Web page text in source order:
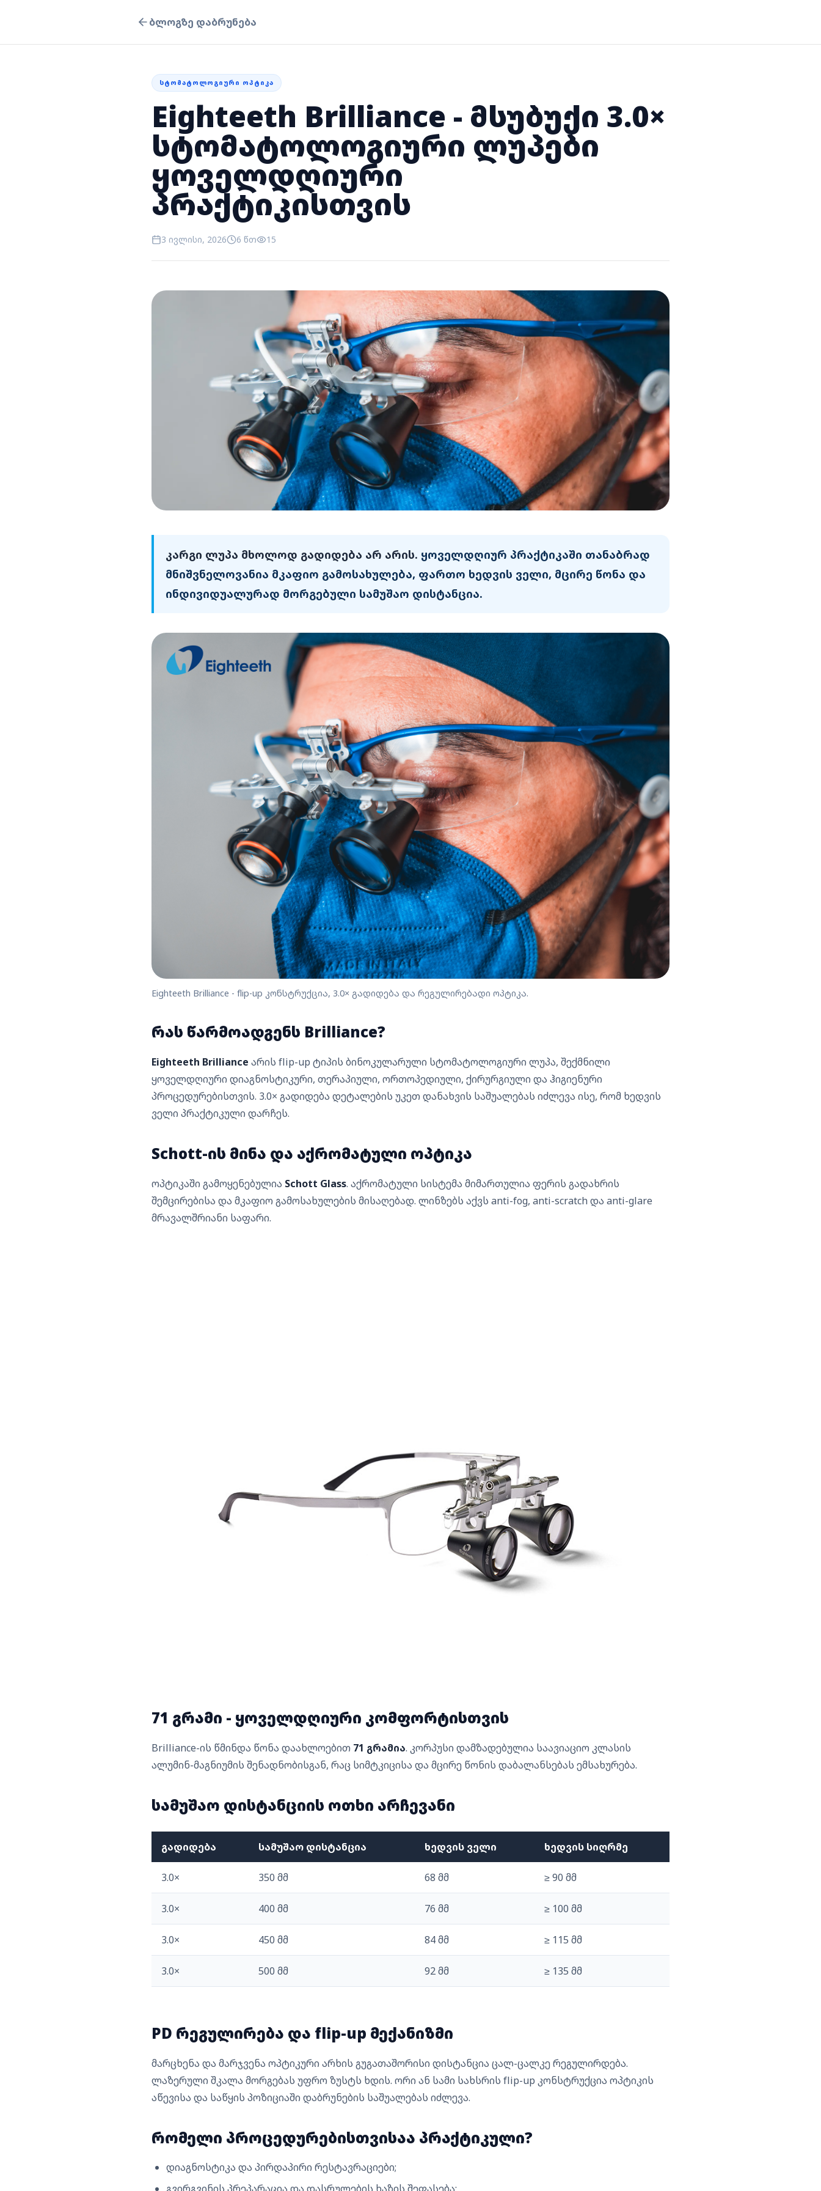
ბლოგზე დაბრუნება
ᲡᲢᲝᲛᲐᲢᲝᲚᲝᲒᲘᲣᲠᲘ ᲝᲞᲢᲘᲙᲐ
Eighteeth Brilliance - მსუბუქი 3.0×
სტომატოლოგიური ლუპები
ყოველდღიური
პრაქტიკისთვის
3 ივლისი, 2026 6 წთ 15
კარგი ლუპა მხოლოდ გადიდება არ არის. ყოველდღიურ პრაქტიკაში თანაბრად
მნიშვნელოვანია მკაფიო გამოსახულება, ფართო ხედვის ველი, მცირე წონა და
ინდივიდუალურად მორგებული სამუშაო დისტანცია.
Eighteeth Brilliance - flip-up კონსტრუქცია, 3.0× გადიდება და რეგულირებადი ოპტიკა.
რას წარმოადგენს Brilliance?
Eighteeth Brilliance არის flip-up ტიპის ბინოკულარული სტომატოლოგიური ლუპა, შექმნილი
ყოველდღიური დიაგნოსტიკური, თერაპიული, ორთოპედიული, ქირურგიული და ჰიგიენური
პროცედურებისთვის. 3.0× გადიდება დეტალების უკეთ დანახვის საშუალებას იძლევა ისე, რომ ხედვის
ველი პრაქტიკული დარჩეს.
Schott-ის მინა და აქრომატული ოპტიკა
ოპტიკაში გამოყენებულია Schott Glass. აქრომატული სისტემა მიმართულია ფერის გადახრის
შემცირებისა და მკაფიო გამოსახულების მისაღებად. ლინზებს აქვს anti-fog, anti-scratch და anti-glare
მრავალშრიანი საფარი.
71 გრამი - ყოველდღიური კომფორტისთვის
Brilliance-ის წმინდა წონა დაახლოებით 71 გრამია. კორპუსი დამზადებულია საავიაციო კლასის
ალუმინ-მაგნიუმის შენადნობისგან, რაც სიმტკიცისა და მცირე წონის დაბალანსებას ემსახურება.
სამუშაო დისტანციის ოთხი არჩევანი
გადიდება სამუშაო დისტანცია ხედვის ველი ხედვის სიღრმე
3.0× 350 მმ 68 მმ ≥ 90 მმ
3.0× 400 მმ 76 მმ ≥ 100 მმ
3.0× 450 მმ 84 მმ ≥ 115 მმ
3.0× 500 მმ 92 მმ ≥ 135 მმ
PD რეგულირება და flip-up მექანიზმი
მარცხენა და მარჯვენა ოპტიკური არხის გუგათაშორისი დისტანცია ცალ-ცალკე რეგულირდება.
ლაზერული შკალა მორგებას უფრო ზუსტს ხდის. ორი ან სამი სახსრის flip-up კონსტრუქცია ოპტიკის
აწევისა და საწყის პოზიციაში დაბრუნების საშუალებას იძლევა.
რომელი პროცედურებისთვისაა პრაქტიკული?
დიაგნოსტიკა და პირდაპირი რესტავრაციები;